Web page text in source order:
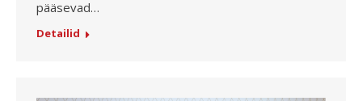
pääsevad…
Detailid